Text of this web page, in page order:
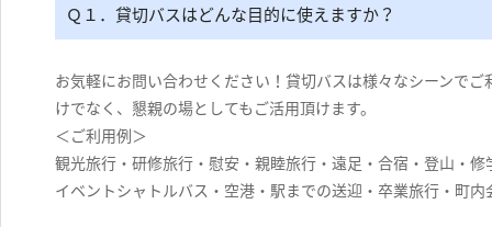
Ｑ１．貸切バスはどんな目的に使えますか？
お気軽にお問い合わせください！貸切バスは様々なシーンで
けでなく、懇親の場としてもご活用頂けます。
＜ご利用例＞
観光旅行・研修旅行・慰安・親睦旅行・遠足・合宿・登山・
イベントシャトルバス・空港・駅までの送迎・卒業旅行・町内